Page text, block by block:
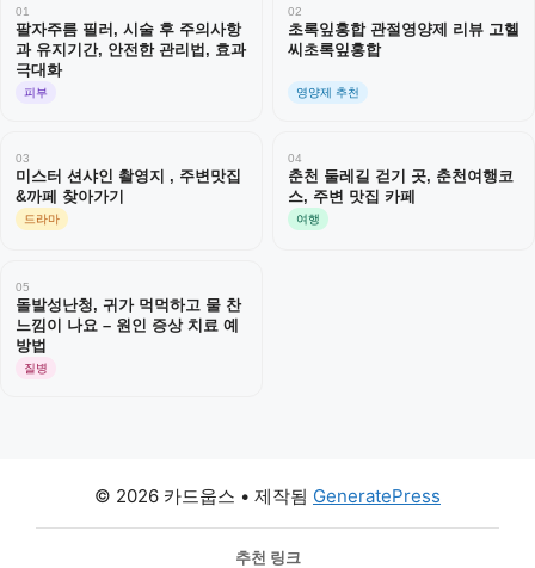
01
팔자주름 필러, 시술 후 주의사항
과 유지기간, 안전한 관리법, 효과
극대화
피부
02
초록잎홍합 관절영양제 리뷰 고헬
씨초록잎홍합
영양제 추천
03
미스터 션샤인 촬영지 , 주변맛집
&까페 찾아가기
드라마
04
춘천 둘레길 걷기 곳, 춘천여행코
스, 주변 맛집 카페
여행
05
돌발성난청, 귀가 먹먹하고 물 찬
느낌이 나요 – 원인 증상 치료 예
방법
질병
© 2026 카드웁스 • 제작됨 GeneratePress
추천 링크